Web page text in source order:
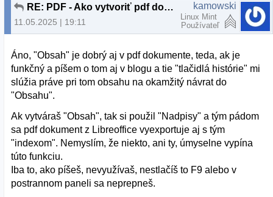
RE: PDF - Ako vytvoriť pdf dokument s "indexom"?
11.05.2025 | 19:11
kamowski
Linux Mint
Používateľ
Áno, "Obsah" je dobrý aj v pdf dokumente, teda, ak je
funkčný a píšem o tom aj v blogu a tie "tlačidlá histórie" mi
slúžia práve pri tom obsahu na okamžitý návrat do
"Obsahu".
Ak vytváraš "Obsah", tak si použil "Nadpisy" a tým pádom
sa pdf dokument z Libreoffice vyexportuje aj s tým
"indexom". Nemyslím, že niekto, ani ty, úmyselne vypína
túto funkciu.
Iba to, ako píšeš, nevyužívaš, nestlačíš to F9 alebo v
postrannom paneli sa neprepneš.